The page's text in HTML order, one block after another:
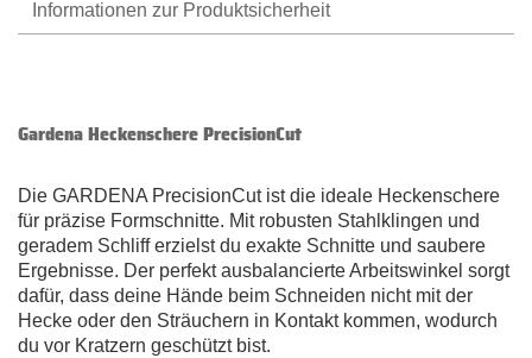
Informationen zur Produktsicherheit
Gardena Heckenschere PrecisionCut
Die GARDENA PrecisionCut ist die ideale Heckenschere
für präzise Formschnitte. Mit robusten Stahlklingen und
geradem Schliff erzielst du exakte Schnitte und saubere
Ergebnisse. Der perfekt ausbalancierte Arbeitswinkel sorgt
dafür, dass deine Hände beim Schneiden nicht mit der
Hecke oder den Sträuchern in Kontakt kommen, wodurch
du vor Kratzern geschützt bist.